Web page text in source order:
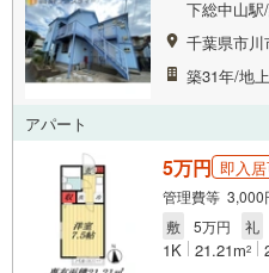
下総中山
千葉県市川
築31年/地
アパート
5万円 即入
管理費等 3,000
敷
5万円 礼
1K 21.21m2